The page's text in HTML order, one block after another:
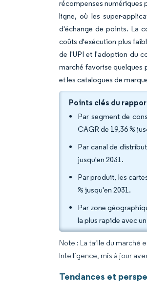
récompenses numériques
ligne, où les super-
d'échange de points. La
coûts d'exécution plus
de l'UPI et l'adoption du
marché favorise quelques
et les catalogues de
Points clés du
Par segment de
CAGR de 19,36 %
Par canal de
jusqu'en 2031.
Par produit, les
% jusqu'en 2031.
Par zone
la plus rapide avec
Note : La taille du marché
Intelligence, mis à jour
Tendances et